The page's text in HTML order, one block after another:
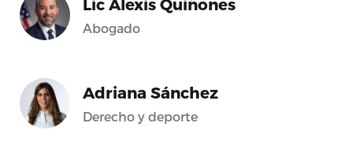
Lic Alexis Quiñones
Abogado
Adriana Sánchez
Derecho y deporte